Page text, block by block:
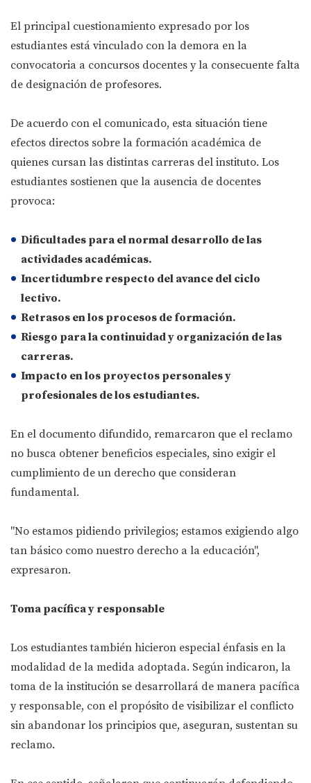
El principal cuestionamiento expresado por los
estudiantes está vinculado con la demora en la
convocatoria a concursos docentes y la consecuente falta
de designación de profesores.
De acuerdo con el comunicado, esta situación tiene
efectos directos sobre la formación académica de
quienes cursan las distintas carreras del instituto. Los
estudiantes sostienen que la ausencia de docentes
provoca:
Dificultades para el normal desarrollo de las
actividades académicas.
Incertidumbre respecto del avance del ciclo
lectivo.
Retrasos en los procesos de formación.
Riesgo para la continuidad y organización de las
carreras.
Impacto en los proyectos personales y
profesionales de los estudiantes.
En el documento difundido, remarcaron que el reclamo
no busca obtener beneficios especiales, sino exigir el
cumplimiento de un derecho que consideran
fundamental.
"No estamos pidiendo privilegios; estamos exigiendo algo
tan básico como nuestro derecho a la educación",
expresaron.
Toma pacífica y responsable
Los estudiantes también hicieron especial énfasis en la
modalidad de la medida adoptada. Según indicaron, la
toma de la institución se desarrollará de manera pacífica
y responsable, con el propósito de visibilizar el conflicto
sin abandonar los principios que, aseguran, sustentan su
reclamo.